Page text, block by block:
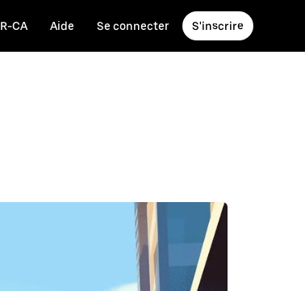
CA Aide Se connecter S'inscrire